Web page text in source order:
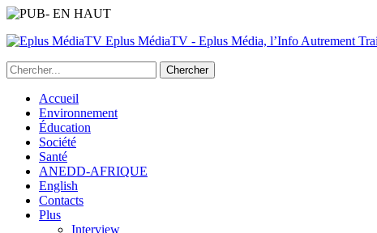
Eplus MédiaTV - Eplus Média, l’Info Autrement
Accueil
Environnement
Éducation
Société
Santé
ANEDD-AFRIQUE
English
Contacts
Plus
Interview